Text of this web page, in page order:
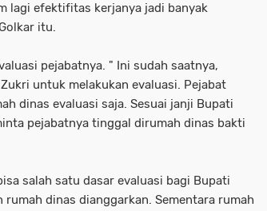
lagi efektifitas kerjanya jadi banyak
itu.
pejabatnya. " Ini sudah saatnya,
untuk melakukan evaluasi. Pejabat
dinas evaluasi saja. Sesuai janji Bupati
pejabatnya tinggal dirumah dinas bakti
salah satu dasar evaluasi bagi Bupati
dinas dianggarkan. Sementara rumah